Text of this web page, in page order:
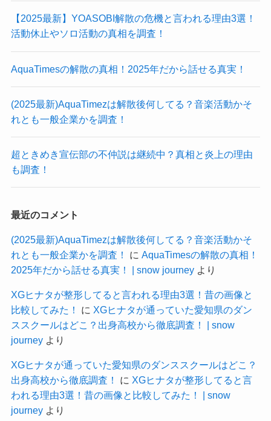
【2025最新】YOASOBI解散の危機と言われる理由3選！
活動休止やソロ活動の真相を調査！
AquaTimesの解散の真相！2025年だから話せる真実！
(2025最新)AquaTimezは解散後何してる？音楽活動かそ
れとも一般企業かを調査！
超ときめき宣伝部の不仲説は継続中？真相と炎上の理由
も調査！
最近のコメント
(2025最新)AquaTimezは解散後何してる？音楽活動かそ
れとも一般企業かを調査！
に AquaTimesの解散の真相！
2025年だから話せる真実！ | snow journeyより
XGヒナタが整形してると言われる理由3選！昔の画像と
比較してみた！
に XGヒナタが通っていた愛知県のダン
ススクールはどこ？出身高校から徹底調査！ | snow
journeyより
XGヒナタが通っていた愛知県のダンススクールはどこ？
出身高校から徹底調査！
に XGヒナタが整形してると言
われる理由3選！昔の画像と比較してみた！ | snow
journeyより